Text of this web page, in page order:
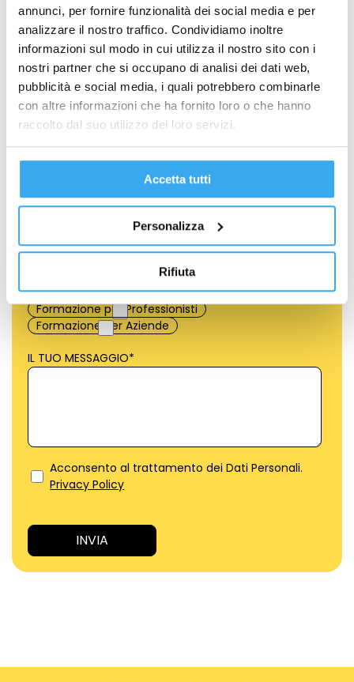
annunci, per fornire funzionalità dei social media e per
analizzare il nostro traffico. Condividiamo inoltre
informazioni sul modo in cui utilizza il nostro sito con i
nostri partner che si occupano di analisi dei dati web,
pubblicità e social media, i quali potrebbero combinarle
con altre informazioni che ha fornito loro o che hanno
raccolto dal suo utilizzo dei loro servizi.
Accetta tutti
Personalizza
Rifiuta
NOME*
COGNOME*
EMAIL*
TELEFONO*
Quale percorso ti interessa?*
Formazione per Neolaureati
Formazione per Professionisti
Formazione per Aziende
IL TUO MESSAGGIO*
Acconsento al trattamento dei Dati Personali.
Privacy Policy